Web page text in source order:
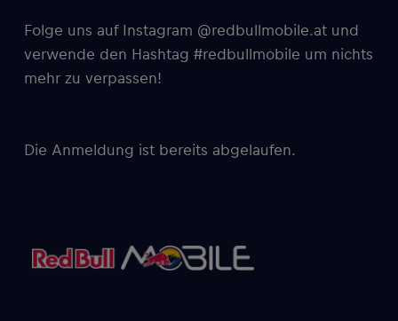
Folge uns auf Instagram @redbullmobile.at und
verwende den Hashtag #redbullmobile um nichts
mehr zu verpassen!
Die Anmeldung ist bereits abgelaufen.